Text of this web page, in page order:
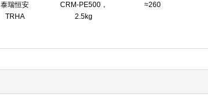
泰瑞恒安
TRHA
CRM-PE500，
2.5kg
≈260